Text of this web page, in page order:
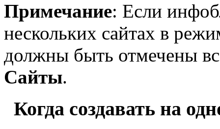
Примечание: Если
нескольких сайтах в
должны быть отмечены
Сайты.
Когда создавать на